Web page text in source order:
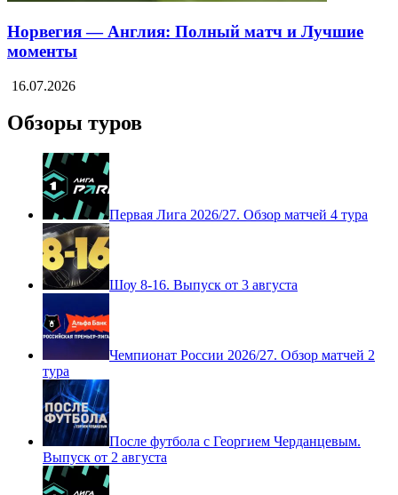
Норвегия — Англия: Полный матч и Лучшие
моменты
16.07.2026
Обзоры туров
Первая Лига 2026/27. Обзор матчей 4 тура
Шоу 8-16. Выпуск от 3 августа
Чемпионат России 2026/27. Обзор матчей 2
тура
После футбола с Георгием Черданцевым.
Выпуск от 2 августа